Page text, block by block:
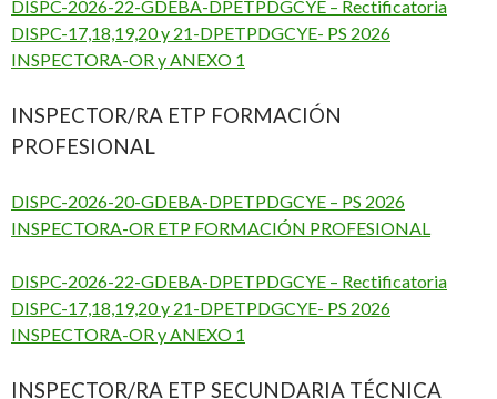
DISPC-2026-22-GDEBA-DPETPDGCYE – Rectificatoria
DISPC-17,18,19,20 y 21-DPETPDGCYE- PS 2026
INSPECTORA-OR y ANEXO 1
INSPECTOR/RA ETP FORMACIÓN
PROFESIONAL
DISPC-2026-20-GDEBA-DPETPDGCYE – PS 2026
INSPECTORA-OR ETP FORMACIÓN PROFESIONAL
DISPC-2026-22-GDEBA-DPETPDGCYE – Rectificatoria
DISPC-17,18,19,20 y 21-DPETPDGCYE- PS 2026
INSPECTORA-OR y ANEXO 1
INSPECTOR/RA ETP SECUNDARIA TÉCNICA